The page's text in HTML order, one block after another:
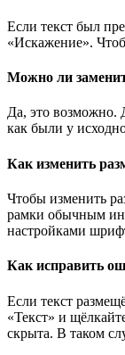
Если текст был
«Искажение».
Можно ли
Да, это возможно.
как были у
Как изменить
Чтобы изменить
рамки обычным
настройками
Как исправить
Если текст
«Текст» и
скрыта. В таком